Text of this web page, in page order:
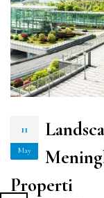
11
May
Properti